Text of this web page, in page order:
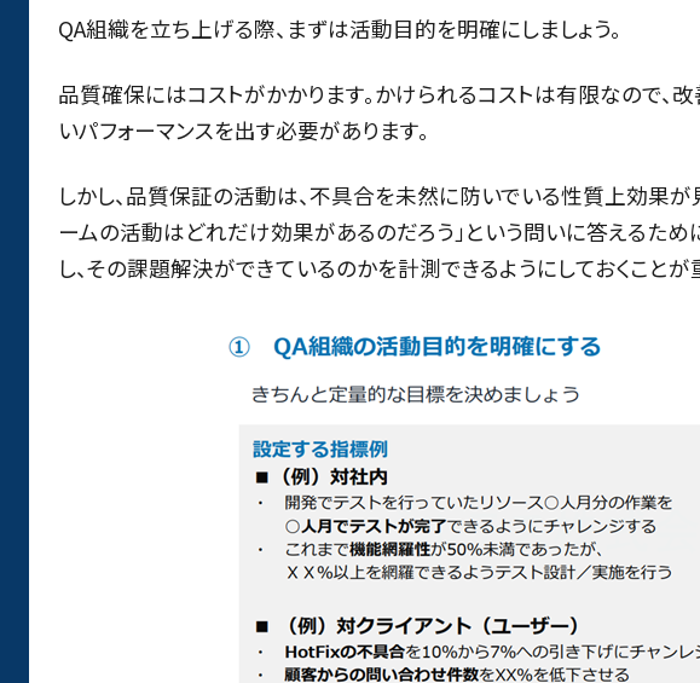
QA組織を立ち上げる際、まずは活動目的を明確にしましょう。
品質確保にはコストがかかります。かけられるコストは有限なので
いパフォーマンスを出す必要があります。
しかし、品質保証の活動は、不具合を未然に防いでいる性質上効果が
ームの活動はどれだけ効果があるのだろう」という問いに答えるた
し、その課題解決ができているのかを計測できるようにしておくことが